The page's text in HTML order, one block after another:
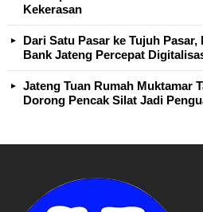
Kekerasan
Dari Satu Pasar ke Tujuh
Bank Jateng Percepat
Jateng Tuan Rumah Muktamar
Dorong Pencak Silat Jadi